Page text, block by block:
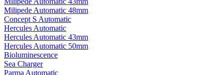
Milipede Automatic 48mm
Concept S Automatic
Hercules Automatic
Hercules Automatic 43mm
Hercules Automatic 50mm
Bioluminescence
Sea Charger
Parma Automatic